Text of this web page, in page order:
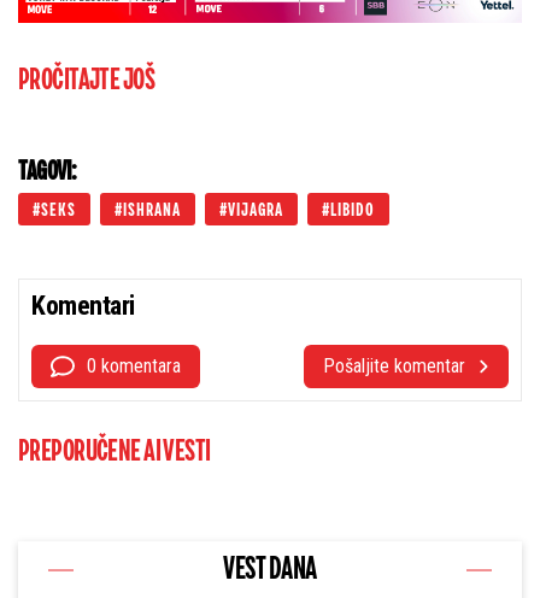
PROČITAJTE JOŠ
TAGOVI:
SEKS ISHRANA VIJAGRA LIBIDO
Komentari
0 komentara Pošaljite komentar
PREPORUČENE AI VESTI
VEST DANA